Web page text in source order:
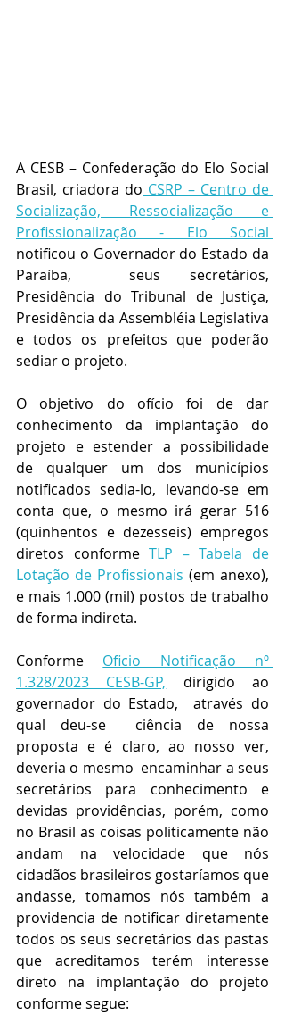
A CESB – Confederação do Elo Social
Brasil, criadora do CSRP – Centro de
Socialização, Ressocialização e
notificou o Governador do Estado da
Paraíba,  seus secretários,
Presidência do Tribunal de Justiça,
Presidência da Assembléia Legislativa
e todos os prefeitos que poderão
sediar o projeto.
O objetivo do ofício foi de dar
conhecimento da implantação do
projeto e estender a possibilidade
de qualquer um dos municípios
notificados sedia-lo, levando-se em
conta que, o mesmo irá gerar 516
(quinhentos e dezesseis) empregos
diretos conforme TLP – Tabela de
Lotação de Profissionais (em anexo),
e mais 1.000 (mil) postos de trabalho
de forma indireta.
Conforme Oficio Notificação nº
1.328/2023 CESB-GP, dirigido ao
governador do Estado,  através do
qual deu-se  ciência de nossa
proposta e é claro, ao nosso ver,
deveria o mesmo  encaminhar a seus
secretários para conhecimento e
devidas providências, porém, como
no Brasil as coisas politicamente não
andam na velocidade que nós
cidadãos brasileiros gostaríamos que
andasse, tomamos nós também a
providencia de notificar diretamente
todos os seus secretários das pastas
que acreditamos terém interesse
direto na implantação do projeto
conforme segue: